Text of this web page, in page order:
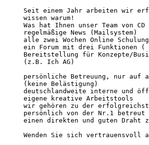
Seit einem Jahr arbeiten wir
wissen warum!
Was hat Ihnen unser Team von
regelmäßige News (Mailsystem)
alle zwei Wochen Online
ein Forum mit drei Funktionen
Bereitstellung für Konzepte/
(z.B. Ich AG)
persönliche Betreuung, nur auf
(keine Belästigung)
deutschlandweite interne und
eigene kreative Arbeitstools
wir gehören zu der
persönlich von der Nr.1 betreut
einen direkten und guten Draht
Wenden Sie sich vertrauensvoll